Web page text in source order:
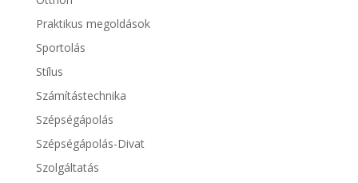
Praktikus megoldások
Sportolás
Stílus
Számítástechnika
Szépségápolás
Szépségápolás-Divat
Szolgáltatás